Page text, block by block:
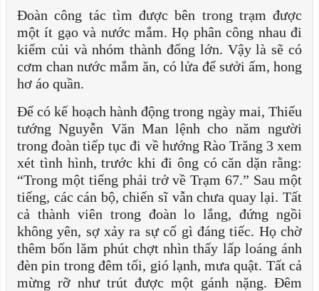
Đoàn công tác tìm được bên trong trạm được
một ít gạo và nước mắm. Họ phân công nhau đi
kiếm củi và nhóm thành đống lớn. Vậy là sẽ có
cơm chan nước mắm ăn, có lửa để sưởi ấm, hong
hơ áo quần.
Để có kế hoạch hành động trong ngày mai, Thiếu
tướng Nguyễn Văn Man lệnh cho năm người
trong đoàn tiếp tục đi về hướng Rào Trăng 3 xem
xét tình hình, trước khi đi ông có căn dặn rằng:
“Trong một tiếng phải trở về Trạm 67.” Sau một
tiếng, các cán bộ, chiến sĩ vẫn chưa quay lại. Tất
cả thành viên trong đoàn lo lắng, đứng ngồi
không yên, sợ xảy ra sự cố gì đáng tiếc. Họ chờ
thêm bốn lăm phút chợt nhìn thấy lấp loáng ánh
đèn pin trong đêm tối, gió lạnh, mưa quật. Tất cả
mừng rỡ như trút được một gánh nặng. Đêm